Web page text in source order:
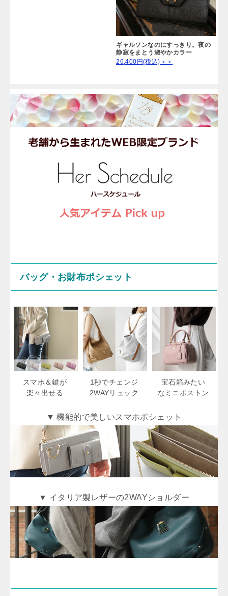
ギャルソンなのにすっきり。夜の
静寂をまとう淑やかカラー
26,400円(税込)＞＞
バッグ・お財布ポシェット
スマホ＆鍵が
楽々出せる
1秒でチェンジ
2WAYリュック
宝石箱みたい
なミニボストン
▼ 機能的で美しいスマホポシェット
▼ イタリア製レザーの2WAYショルダー